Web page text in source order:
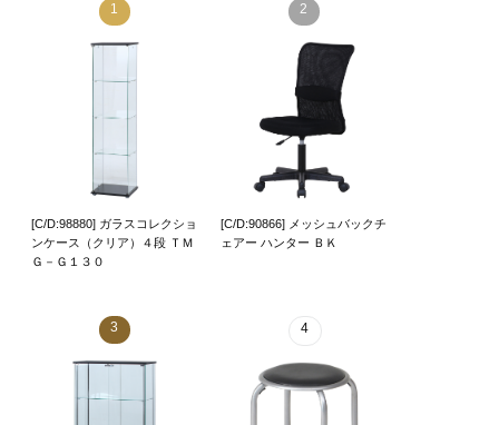
1
[C/D:98880] ガラスコレクショ
ンケース（クリア）４段 ＴＭ
Ｇ－Ｇ１３０
2
[C/D:90866] メッシュバックチ
ェアー ハンター ＢＫ
3 4